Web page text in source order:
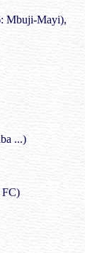
Mbuji-Mayi),
...)
FC)